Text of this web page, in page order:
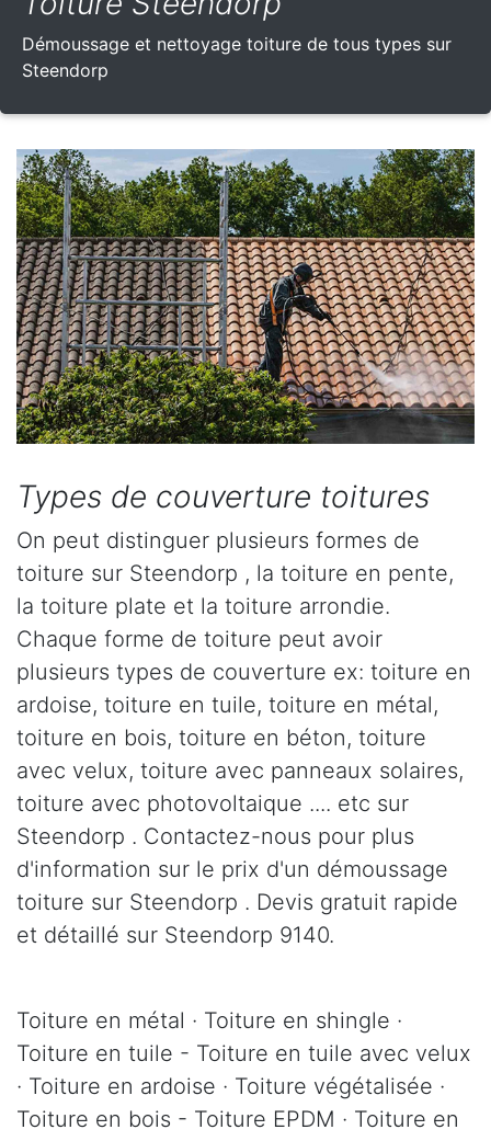
Démoussage et nettoyage toiture de tous types sur
Steendorp
Types de couverture toitures
On peut distinguer plusieurs formes de
toiture sur Steendorp , la toiture en pente,
la toiture plate et la toiture arrondie.
Chaque forme de toiture peut avoir
plusieurs types de couverture ex: toiture en
ardoise, toiture en tuile, toiture en métal,
toiture en bois, toiture en béton, toiture
avec velux, toiture avec panneaux solaires,
toiture avec photovoltaique .... etc sur
Steendorp . Contactez-nous pour plus
d'information sur le prix d'un démoussage
toiture sur Steendorp . Devis gratuit rapide
et détaillé sur Steendorp 9140.
Toiture en métal · Toiture en shingle ·
Toiture en tuile - Toiture en tuile avec velux
· Toiture en ardoise · Toiture végétalisée ·
Toiture en bois - Toiture EPDM · Toiture en